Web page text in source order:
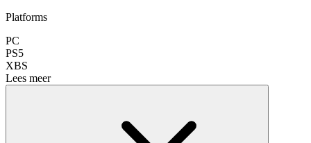
Platforms
PC
PS5
XBS
Lees meer